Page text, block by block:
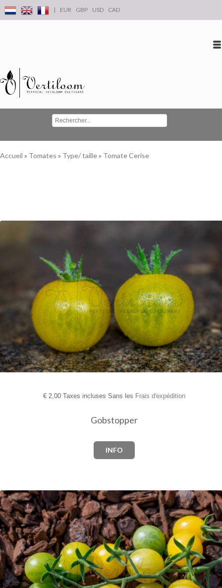
| EUR GBP USD CAD
Accueil » Tomates » Type/ taille» Tomate Cerise
€2,00 Taxes incluses Sans les Frais d'expédition
Gobstopper
INFO